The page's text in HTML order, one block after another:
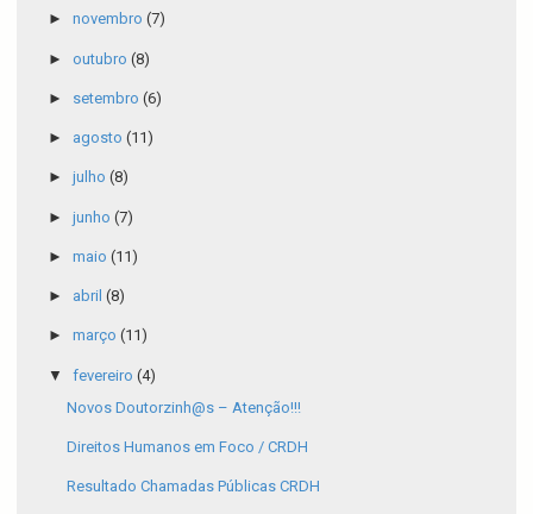
► novembro (7)
► outubro (8)
► setembro (6)
► agosto (11)
► julho (8)
► junho (7)
► maio (11)
► abril (8)
► março (11)
▼ fevereiro (4)
Novos Doutorzinh@s – Atenção!!!
Direitos Humanos em Foco / CRDH
Resultado Chamadas Públicas CRDH